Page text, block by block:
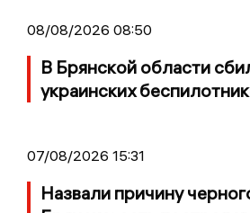
08/08/2026 08:50
В Брянской области
украинских
07/08/2026 15:31
Назвали причину